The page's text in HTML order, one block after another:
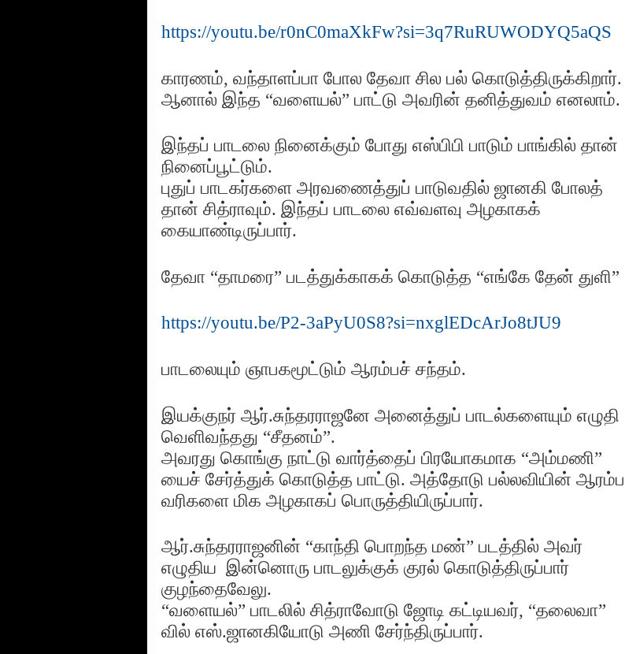
https://youtu.be/r0nC0maXkFw?si=3q7RuRUWODYQ5aQS
காரணம், வந்தாளப்பா போல தேவா சில பல் கொடுத்திருக்கிறார்.
ஆனால் இந்த “வளையல்” பாட்டு அவரின் தனித்துவம் எனலாம்.
இந்தப் பாடலை நினைக்கும் போது எஸ்பிபி பாடும் பாங்கில் தான்
நினைப்பூட்டும்.
புதுப் பாடகர்களை அரவணைத்துப் பாடுவதில் ஜானகி போலத்
தான் சித்ராவும். இந்தப் பாடலை எவ்வளவு அழகாகக்
கையாண்டிருப்பார்.
தேவா “தாமரை” படத்துக்காகக் கொடுத்த “எங்கே தேன் துளி”
https://youtu.be/P2-3aPyU0S8?si=nxglEDcArJo8tJU9
பாடலையும் ஞாபகமூட்டும் ஆரம்பச் சந்தம்.
இயக்குநர் ஆர்.சுந்தரராஜனே அனைத்துப் பாடல்களையும் எழுதி
வெளிவந்தது “சீதனம்”.
அவரது கொங்கு நாட்டு வார்த்தைப் பிரயோகமாக “அம்மணி”
யைச் சேர்த்துக் கொடுத்த பாட்டு. அத்தோடு பல்லவியின் ஆரம்ப
வரிகளை மிக அழகாகப் பொருத்தியிருப்பார்.
ஆர்.சுந்தரராஜனின் “காந்தி பொறந்த மண்” படத்தில் அவர்
எழுதிய இன்னொரு பாடலுக்குக் குரல் கொடுத்திருப்பார்
குழந்தைவேலு.
“வளையல்” பாடலில் சித்ராவோடு ஜோடி கட்டியவர், “தலைவா”
வில் எஸ்.ஜானகியோடு அணி சேர்ந்திருப்பார்.